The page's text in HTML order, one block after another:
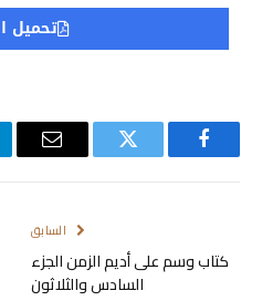
تحميل
فيسبوك تويتر
البريد
السابق
كتاب وسم على أديم الزمن الجزء
السادس والثلاثون